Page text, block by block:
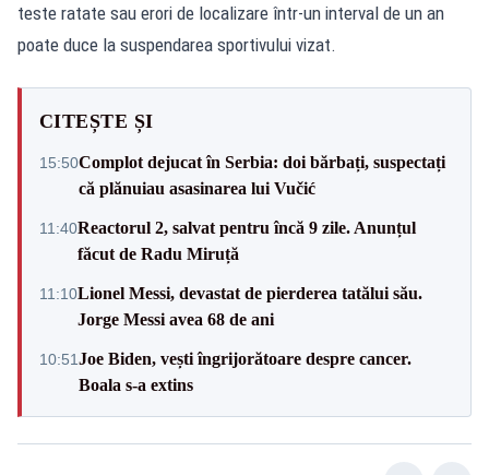
teste ratate sau erori de localizare într-un interval de un an
poate duce la suspendarea sportivului vizat.
CITEȘTE ȘI
15:50Complot dejucat în Serbia: doi bărbați, suspectați
că plănuiau asasinarea lui Vučić
11:40Reactorul 2, salvat pentru încă 9 zile. Anunțul
făcut de Radu Miruță
11:10Lionel Messi, devastat de pierderea tatălui său.
Jorge Messi avea 68 de ani
10:51Joe Biden, vești îngrijorătoare despre cancer.
Boala s-a extins